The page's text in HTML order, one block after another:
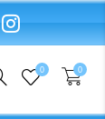
0 0